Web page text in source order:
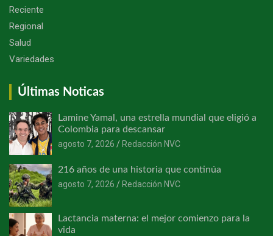
Reciente
Regional
Salud
Variedades
Últimas Noticas
Lamine Yamal, una estrella mundial que eligió a
Colombia para descansar
agosto 7, 2026
Redacción NVC
216 años de una historia que continúa
agosto 7, 2026
Redacción NVC
Lactancia materna: el mejor comienzo para la
vida